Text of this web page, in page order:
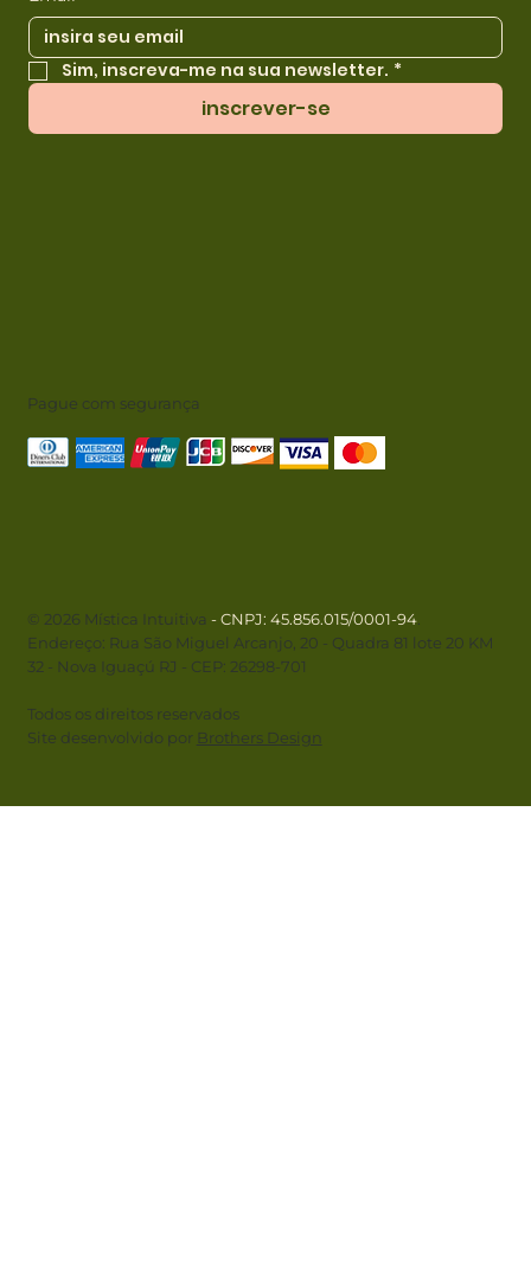
Sim, inscreva-me na sua newsletter. *
inscrever-se
Pague com segurança
© 2026 Mística Intuitiva - CNPJ: 45.856.015/0001-94.
Endereço: Rua São Miguel Arcanjo, 20 - Quadra 81 lote 20 KM
32 - Nova Iguaçú RJ - CEP: 26298-701
Todos os direitos reservados
Site desenvolvido por Brothers Design